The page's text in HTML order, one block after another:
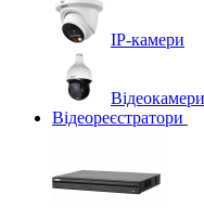
IP-камери
Відеореєстратори